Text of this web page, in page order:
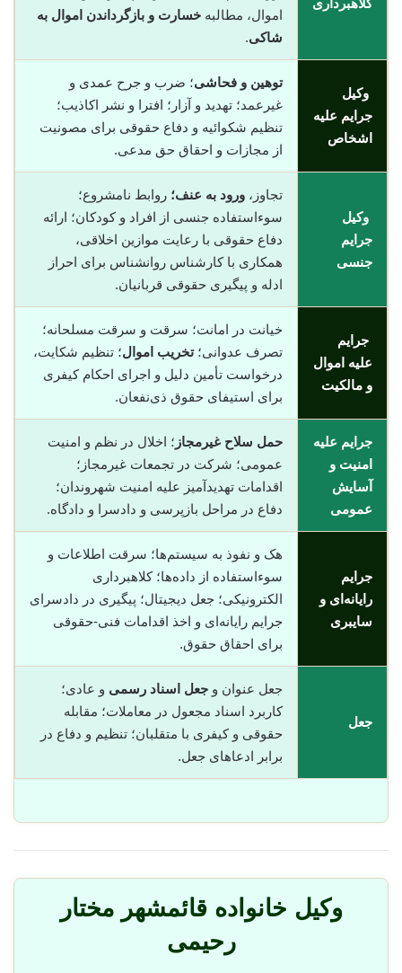
کلاهبرداری
اموال، مطالبه خسارت و بازگرداندن اموال به
شاکی.
وکیل
جرایم علیه
اشخاص
توهین و فحاشی؛ ضرب و جرح عمدی و
غیرعمد؛ تهدید و آزار؛ افترا و نشر اکاذیب؛
تنظیم شکوائیه و دفاع حقوقی برای مصونیت
از مجازات و احقاق حق مدعی.
وکیل
جرایم
جنسی
تجاوز، ورود به عنف؛ روابط نامشروع؛
سوءاستفاده جنسی از افراد و کودکان؛ ارائه
دفاع حقوقی با رعایت موازین اخلاقی،
همکاری با کارشناس روانشناس برای احراز
ادله و پیگیری حقوقی قربانیان.
جرایم
علیه اموال
و مالکیت
خیانت در امانت؛ سرقت و سرقت مسلحانه؛
تصرف عدوانی؛تخریب اموال؛ تنظیم شکایت،
درخواست تأمین دلیل و اجرای احکام کیفری
برای استیفای حقوق ذی‌نفعان.
جرایم علیه
امنیت و
آسایش
عمومی
حمل سلاح غیرمجاز ؛ اخلال در نظم و امنیت
عمومی؛ شرکت در تجمعات غیرمجاز؛
اقدامات تهدیدآمیز علیه امنیت شهروندان؛
دفاع در مراحل بازپرسی و دادسرا و دادگاه.
جرایم
رایانه‌ای و
سایبری
هک و نفوذ به سیستم‌ها؛ سرقت اطلاعات و
سوء‌استفاده از داده‌ها؛ کلاهبرداری
الکترونیکی؛ جعل دیجیتال؛ پیگیری در دادسرای
جرایم رایانه‌ای و اخذ اقدامات فنی-حقوقی
برای احقاق حقوق.
جعل
جعل عنوان و جعل اسناد رسمی و عادی؛
کاربرد اسناد مجعول در معاملات؛ مقابله
حقوقی و کیفری با متقلبان؛ تنظیم و دفاع در
برابر ادعاهای جعل.
وکیل خانواده قائمشهر مختار
رحیمی